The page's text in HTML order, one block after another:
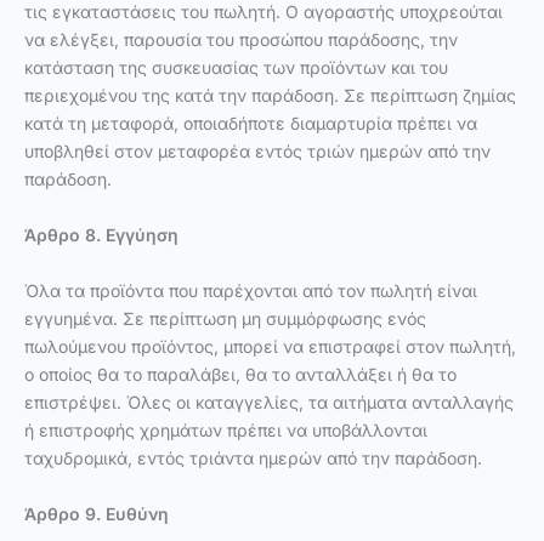
τις εγκαταστάσεις του πωλητή. Ο αγοραστής υποχρεούται
να ελέγξει, παρουσία του προσώπου παράδοσης, την
κατάσταση της συσκευασίας των προϊόντων και του
περιεχομένου της κατά την παράδοση. Σε περίπτωση ζημίας
κατά τη μεταφορά, οποιαδήποτε διαμαρτυρία πρέπει να
υποβληθεί στον μεταφορέα εντός τριών ημερών από την
παράδοση.
Άρθρο 8. Εγγύηση
Όλα τα προϊόντα που παρέχονται από τον πωλητή είναι
εγγυημένα. Σε περίπτωση μη συμμόρφωσης ενός
πωλούμενου προϊόντος, μπορεί να επιστραφεί στον πωλητή,
ο οποίος θα το παραλάβει, θα το ανταλλάξει ή θα το
επιστρέψει. Όλες οι καταγγελίες, τα αιτήματα ανταλλαγής
ή επιστροφής χρημάτων πρέπει να υποβάλλονται
ταχυδρομικά, εντός τριάντα ημερών από την παράδοση.
Άρθρο 9. Ευθύνη